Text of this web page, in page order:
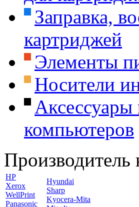
Заправка,
картриджей
Элементы
Носители
Аксессуары
компьютеров
Производитель
HP
Xerox
WellPrint
Panasonic
Hyundai
Sharp
Kyocera-Mita